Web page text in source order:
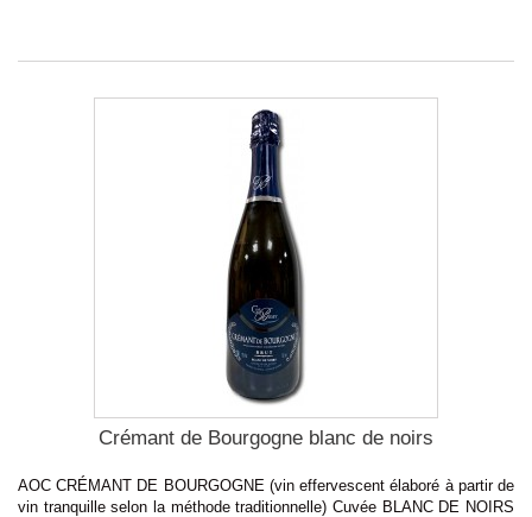
Crémant de Bourgogne blanc de noirs
AOC CRÉMANT DE BOURGOGNE (vin effervescent élaboré à partir de
vin tranquille selon la méthode traditionnelle) Cuvée BLANC DE NOIRS